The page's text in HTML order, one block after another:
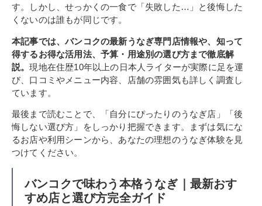
す。しかし、せっかくの一食で「失敗した…」と後悔した
くないのは誰もが同じです。
本記事では、バンコクの最新うなぎ専門店情報や、知って
得するお得な活用法、予算・用途別の選び方まで徹底解
説。現地在住歴10年以上の日本人ライターが実際に足を運
び、口コミやメニュー内容、店舗の雰囲気も詳しく調査し
ています。
最後まで読むことで、「自分にぴったりのうなぎ店」「後
悔しない選び方」をしっかり把握できます。まずは気にな
るお店や利用シーンから、あなたの理想のうなぎ体験を見
つけてください。
バンコクで味わう本格うなぎ｜最新おす
すめ店と選び方完全ガイド